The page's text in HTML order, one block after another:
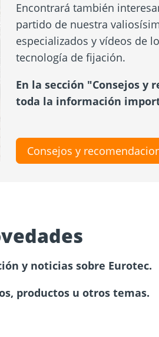
Encontrará también
partido de nuestra
especializados y vídeos de
tecnología de fijación.
En la sección "Consejos y
toda la información
Consejos y
y noticias sobre Eurotec.
productos u otros temas.